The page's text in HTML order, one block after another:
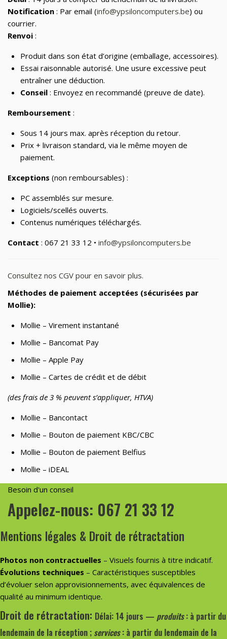
📂 Sports & Loisirs 182
📂
Notification : Par email (info@ypsiloncomputers.be) ou
courrier.
Renvoi :
Produit dans son état d’origine (emballage, accessoires).
Essai raisonnable autorisé. Une usure excessive peut
entraîner une déduction.
Conseil : Envoyez en recommandé (preuve de date).
Remboursement :
Sous 14 jours max. après réception du retour.
Prix + livraison standard, via le même moyen de
paiement.
Exceptions (non remboursables) :
PC assemblés sur mesure.
Logiciels/scellés ouverts.
Contenus numériques téléchargés.
Contact : 067 21 33 12 • info@ypsiloncomputers.be
Consultez nos CGV pour en savoir plus.
Méthodes de paiement acceptées (sécurisées par
Mollie):
Mollie – Virement instantané
Mollie – Bancomat Pay
Mollie – Apple Pay
Mollie – Cartes de crédit et de débit
(des frais de 3 % peuvent s’appliquer, HTVA)
Mollie – Bancontact
Mollie – Bouton de paiement KBC/CBC
Mollie – Bouton de paiement Belfius
Mollie – iDEAL
Besoin d'un conseil
Appelez-nous: 067 21 33 12
Mentions légales & Droit de rétractation
Photos non contractuelles – Visuels fournis à titre indicatif.
Évolutions techniques – Caractéristiques susceptibles
d’évoluer selon approvisionnements, avec équivalences de
qualité au minimum identique.
Droit de rétractation: Délai: 14 jours — produits: à partir du
lendemain de la réception ; services: à partir du lendemain de la